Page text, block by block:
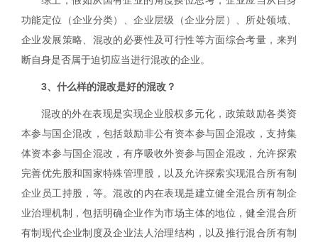
功能定位（企业分类）、企业层级（企业分层）、所处领域、
企业发展策略、混改的必要性及可行性等方面综合考量，来判
断自身是否属于迫切应当进行混改的企业。
3、什么样的混改是好的混改？
混改的外在表现是实现企业股权多元化，政策鼓励各类资
本参与国企混改，包括鼓励非公有资本参与国企混改，支持集
体资本参与国企混改，有序吸收外资参与国企混改，允许探索
完善优先股和国家特殊管理股，以及允许探索实现混合所有制
企业员工持股，等。混改的内在表现是建立健全混合所有制企
业治理机制，包括明确企业作为市场主体的地位，健全混合所
有制现代企业制度及企业法人治理结构，以及推行混合所有制